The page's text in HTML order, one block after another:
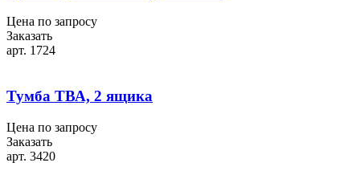
Цена по запросу
Заказать
арт. 1724
Тумба ТВА, 2 ящика
Цена по запросу
Заказать
арт. 3420